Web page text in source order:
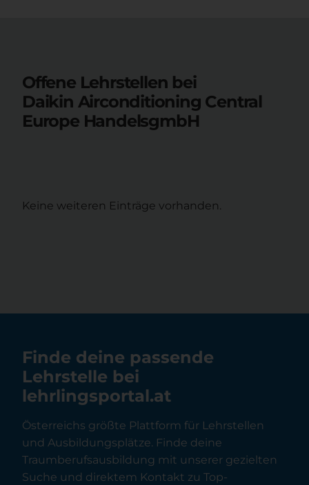
Offene Lehrstellen bei
Daikin Airconditioning Central
Europe HandelsgmbH
Keine weiteren Einträge vorhanden.
Finde deine passende
Lehrstelle bei
lehrlingsportal.at
Österreichs größte Plattform für Lehrstellen
und Ausbildungsplätze. Finde deine
Traumberufsausbildung mit unserer gezielten
Suche und direktem Kontakt zu Top-